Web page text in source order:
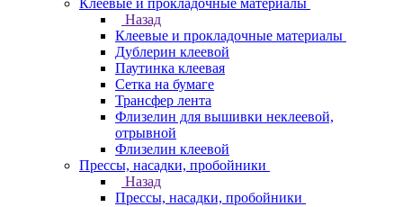
Клеевые и прокладочные материалы
Назад
Клеевые и прокладочные материалы
Дублерин клеевой
Паутинка клеевая
Сетка на бумаге
Трансфер лента
Флизелин для вышивки неклеевой,
отрывной
Флизелин клеевой
Прессы, насадки, пробойники
Назад
Прессы, насадки, пробойники